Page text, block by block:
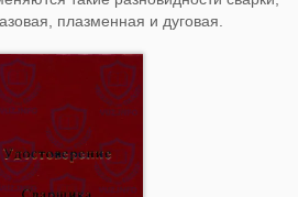
плазменная и дуговая.